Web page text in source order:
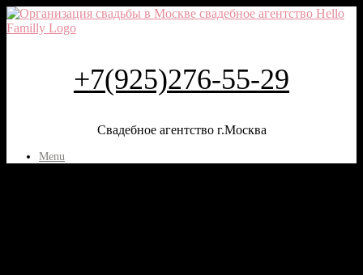
+7(925)276-55-29
Свадебное агентство г.Москва
Menu